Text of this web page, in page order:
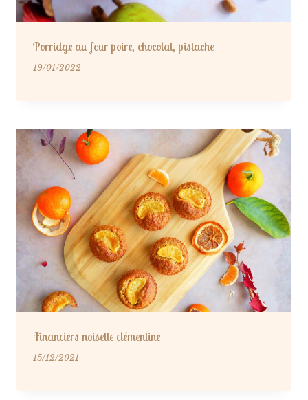
Porridge au four poire, chocolat, pistache
19/01/2022
Financiers noisette clémentine
15/12/2021